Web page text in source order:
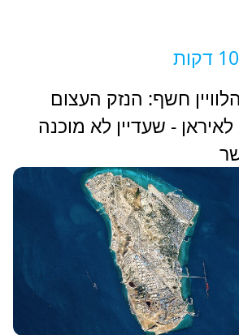
10 דקות
חשף: הנזק העצום
- שעדיין לא מוכנה